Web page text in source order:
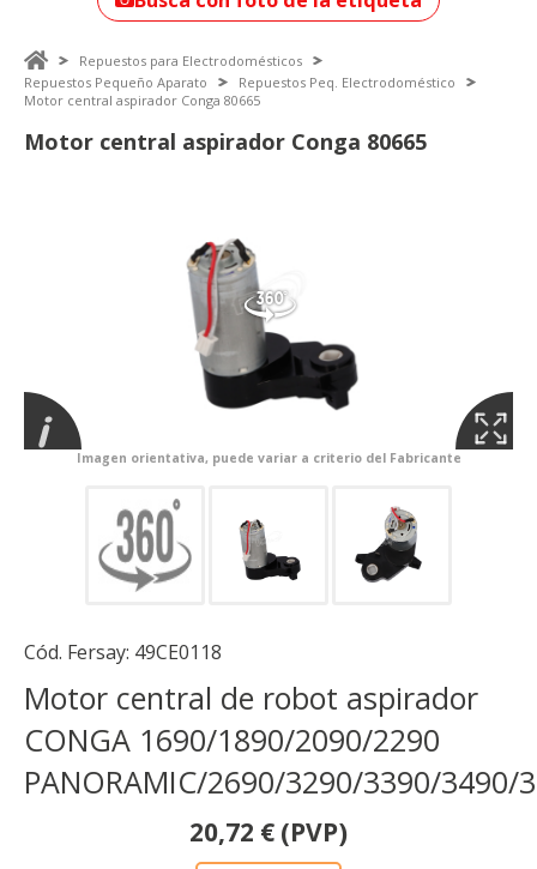
Repuestos para Electrodomésticos
Repuestos Pequeño Aparato
Repuestos Peq. Electrodoméstico
Motor central aspirador Conga 80665
Motor central aspirador Conga 80665
Imagen orientativa, puede variar a criterio del Fabricante
Cód. Fersay: 49CE0118
Motor central de robot aspirador
CONGA 1690/1890/2090/2290
PANORAMIC/2690/3290/3390/
20,72 € (PVP)